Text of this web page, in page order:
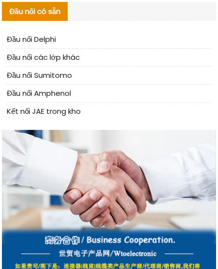
Đầu nối có sẵn
Đầu nối Delphi
Đầu nối các lớp khác
Đầu nối Sumitomo
Đầu nối Amphenol
Kết nối JAE trong kho